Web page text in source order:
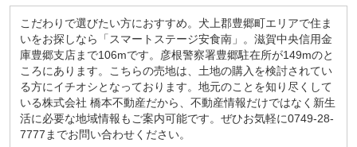
こだわりで選びたい方におすすめ。犬上郡豊郷町エリアで住ま
いをお探しなら「スマートステージ安食南」。滋賀中央信用金
庫豊郷支店まで106mです。彦根警察署豊郷駐在所が149mのと
ころにあります。こちらの売地は、土地の購入を検討されてい
る方にイチオシとなっております。地元のことを知り尽くして
いる株式会社 橋本不動産だから、不動産情報だけではなく新生
活に必要な地域情報もご案内可能です。ぜひお気軽に0749-28-
7777までお問い合わせください。